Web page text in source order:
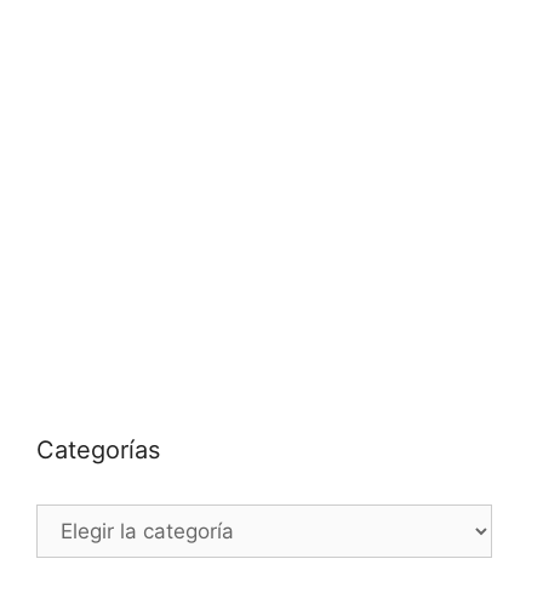
Categorías
Categorías